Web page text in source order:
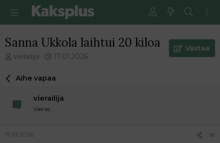
Sanna Ukkola laihtui 20 kiloa
V
e
i
t
vierailija
E
s
m
m
17.01.2026
Vastaa
Aihe vapaa
vierailija
Vieras
17.01.2026 #1